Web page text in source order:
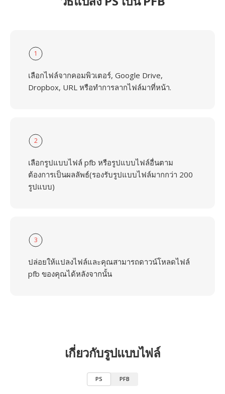
1
เลือกไฟล์จากคอมพิวเตอร์, Google Drive,
Dropbox, URL หรือทำการลากไฟล์มาที่หน้า.
2
เลือกรูปแบบไฟล์ pfb หรือรูปแบบไฟล์อื่นตาม
ต้องการเป็นผลลัพธ์(รองรับรูปแบบไฟล์มากกว่า 200
รูปแบบ)
3
ปล่อยให้แปลงไฟล์และคุณสามารถดาวน์โหลดไฟล์
pfb ของคุณได้หลังจากนั้น
เกี่ยวกับรูปแบบไฟล์
PS PFB